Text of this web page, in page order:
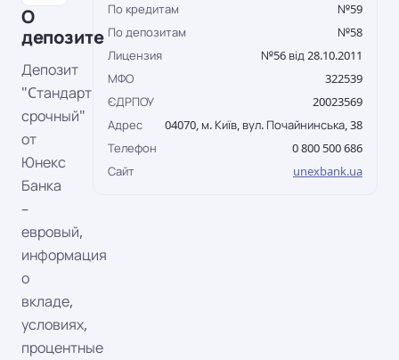
О
депозите
Депозит
"Cтандарт
срочный"
от
Юнекс
Банка
–
евровый,
информация
о
вкладе,
условиях,
процентные
По кредитам
№59
По депозитам
№58
Лицензия
№56 від 28.10.2011
МФО
322539
ЄДРПОУ
20023569
Адрес
04070, м. Київ, вул. Почайнинська, 38
Телефон
0 800 500 686
Сайт
unexbank.ua